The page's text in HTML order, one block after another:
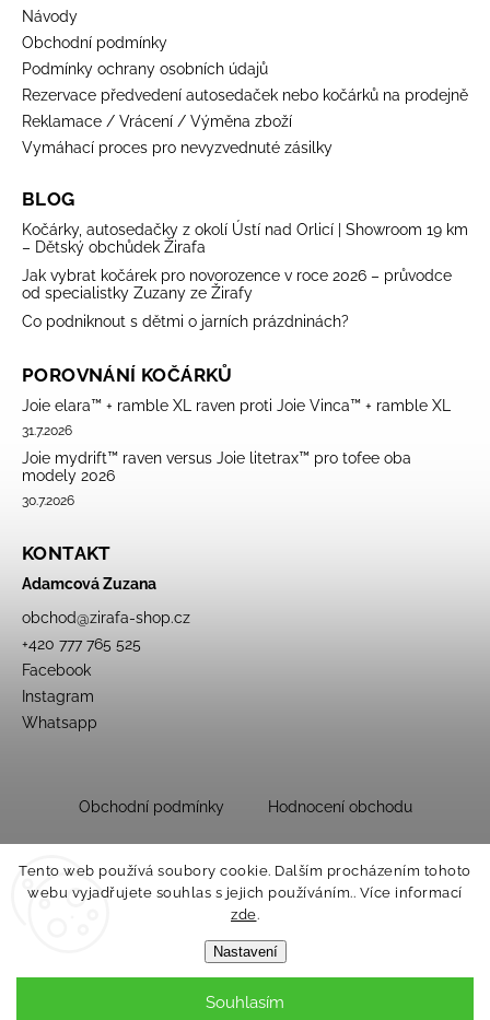
Tento web používá soubory cookie. Dalším procházením tohoto
webu vyjadřujete souhlas s jejich používáním.. Více informací
zde.
Nastavení
Souhlasím
Návody
Obchodní podmínky
Podmínky ochrany osobních údajů
Rezervace předvedení autosedaček nebo kočárků na prodejně
Reklamace / Vrácení / Výměna zboží
Vymáhací proces pro nevyzvednuté zásilky
BLOG
Kočárky, autosedačky z okolí Ústí nad Orlicí | Showroom 19 km
– Dětský obchůdek Žirafa
Jak vybrat kočárek pro novorozence v roce 2026 – průvodce
od specialistky Zuzany ze Žirafy
Co podniknout s dětmi o jarních prázdninách?
POROVNÁNÍ KOČÁRKŮ
Joie elara™ + ramble XL raven proti Joie Vinca™ + ramble XL
31.7.2026
Joie mydrift™ raven versus Joie litetrax™ pro tofee oba
modely 2026
30.7.2026
KONTAKT
Adamcová Zuzana
obchod@zirafa-shop.cz
+420 777 765 525
Facebook
Instagram
Whatsapp
Obchodní podmínky Hodnocení obchodu